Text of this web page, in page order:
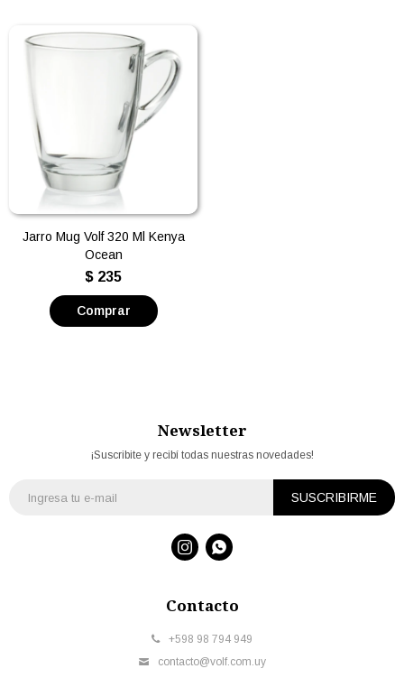
Jarro Mug Volf 320 Ml Kenya
Ocean
$ 235
Contacto
+598 98 794 949
contacto@volf.com.uy
Newsletter
¡Suscribite y recibí todas nuestras novedades!
SUSCRIBIRME
 